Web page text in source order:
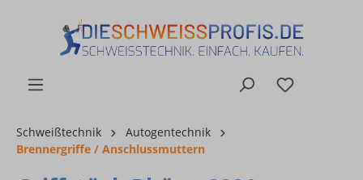
Schweißtechnik
Autogentechnik
Brennergriffe / Anschlussmuttern